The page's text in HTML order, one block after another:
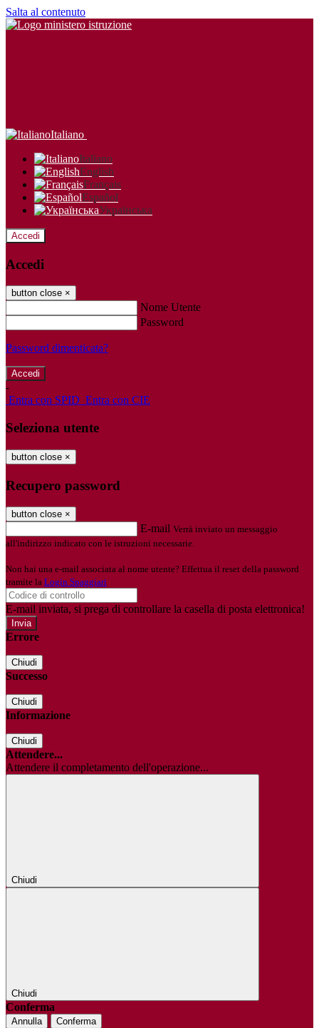
Salta al contenuto
Italiano
Italiano
English
Français
Español
Українська
Accedi
Accedi
button close ×
Nome Utente
Password
Password dimenticata?
-
Entra con SPID Entra con CIE
Seleziona utente
button close ×
Recupero password
button close ×
E-mail Verrà inviato un messaggio
all'indirizzo indicato con le istruzioni necessarie.
Non hai una e-mail associata al nome utente? Effettua il reset della password
tramite la Login Spaggiari
E-mail inviata, si prega di controllare la casella di posta elettronica!
Errore
Chiudi
Successo
Chiudi
Informazione
Chiudi
Attendere...
Attendere il completamento dell'operazione...
Chiudi
Chiudi
Conferma
Annulla Conferma